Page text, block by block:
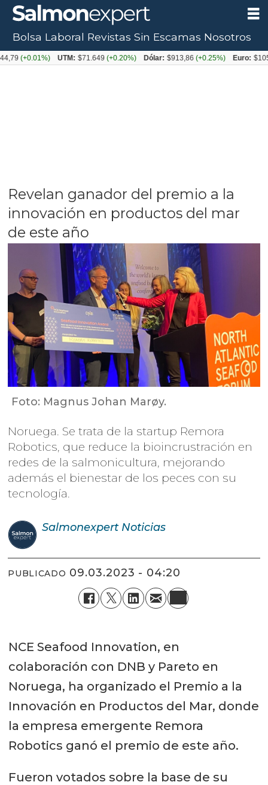
Revelan ganador del premio a la
innovación en productos del mar
de este año
Foto: Magnus Johan Marøy.
Noruega. Se trata de la startup Remora
Robotics, que reduce la bioincrustración en
redes de la salmonicultura, mejorando
además el bienestar de los peces con su
tecnología.
Salmonexpert Noticias
PUBLICADO 09.03.2023 - 04:20
NCE Seafood Innovation, en
colaboración con DNB y Pareto en
Noruega, ha organizado el Premio a la
Innovación en Productos del Mar, donde
la empresa emergente Remora
Robotics ganó el premio de este año.
Fueron votados sobre la base de su
Bolsa Laboral Revistas Sin Escamas Nosotros
UTM: $71.649(+0.20%) Dólar: $913,86(+0.25%) Euro: $1053,08(-